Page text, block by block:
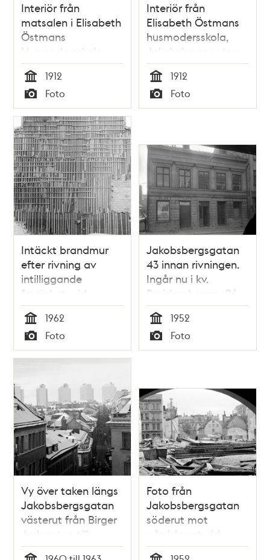
Interiör från
matsalen i Elisabeth
Östmans
Husmodersskola,
Jakobsbergsgatan
34
Tid
1912
Typ
Foto
Interiör från
Elisabeth Östmans
husmodersskola,
Jakobsbergsgatan
34
Tid
1912
Typ
Foto
Intäckt brandmur
efter rivning av
intilliggande
fastighet, vid
nordöstra hörnet
Malmskillnadsgatan
- Jakobsbergsgatan
Tid
1962
Typ
Foto
Jakobsbergsgatan
43 innan rivningen.
Ingår nu i kv.
Beridarebanan. På
fastighetens nedre
plan fanns Råbergs
spiraltrappor o.
Mek. verkstad
Tid
1952
Typ
Foto
Vy över taken längs
Jakobsbergsgatan
västerut från Birger
Jarlsgatan till
Malmskillnadsgatan.
Foto från
Jakobsbergsgatan
söderut mot
gårdshuset vid
Mäster